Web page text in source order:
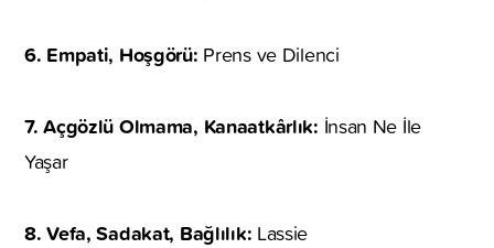
6. Empati, Hoşgörü: Prens ve Dilenci
7. Açgözlü Olmama, Kanaatkârlık: İnsan Ne İle
Yaşar
8. Vefa, Sadakat, Bağlılık: Lassie